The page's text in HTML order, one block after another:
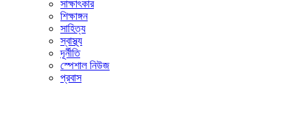
সাক্ষাৎকার
শিক্ষাঙ্গন
সাহিত্য
স্বাস্থ্য
দূর্নীতি
স্পেশাল নিউজ
প্রবাস